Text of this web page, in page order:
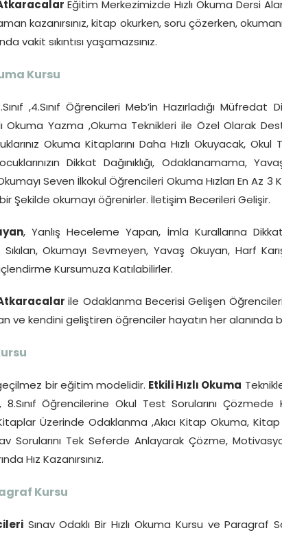
Eğitim Merkezimizde Hızlı Okuma Dersi
kazanırsınız, kitap okurken, soru çözerken,
vakit sıkıntısı yaşamazsınız.
Kursu
,4.Sınıf Öğrencileri Meb’in Hazırladığı Müfredat
Okuma Yazma ,Okuma Teknikleri ile Özel Olarak
Okuma Kitaplarını Daha Hızlı Okuyacak, Okul
Dikkat Dağınıklığı, Odaklanamama,
Seven İlkokul Öğrencileri Okuma Hızları En Az 3
bir Şekilde okumayı öğrenirler. İletişim Becerileri Gelişir.
, Yanlış Heceleme Yapan, İmla Kurallarına
Okumayı Sevmeyen, Yavaş Okuyan, Harf
Kursumuza Katılabilirler.
Atkaracalarile Odaklanma Becerisi Gelişen
ve kendini geliştiren öğrenciler hayatın her alanında
bir eğitim modelidir. Etkili Hızlı Okuma
8.Sınıf Öğrencilerine Okul Test Sorularını
Üzerinde Odaklanma ,Akıcı Kitap Okuma,
Sorularını Tek Seferde Anlayarak Çözme,
Hız Kazanırsınız.
Kursu
Sınav Odaklı Bir Hızlı Okuma Kursu ve Paragraf